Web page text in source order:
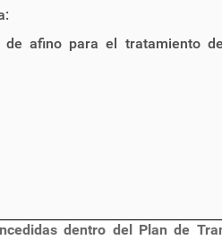
afino para el tratamiento
dentro del Plan de